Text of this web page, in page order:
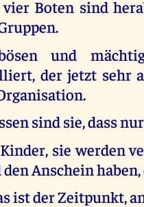
vier Boten sind
und
der jetzt sehr
sind sie, dass
sie werden
Anschein
ist der Zeitpunkt,